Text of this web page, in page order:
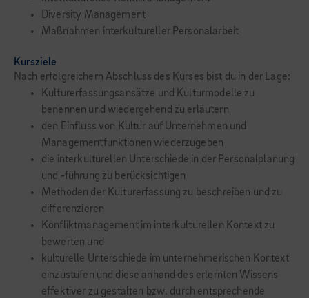
Diversity Management
Maßnahmen interkultureller Personalarbeit
Kursziele
Nach erfolgreichem Abschluss des Kurses bist du in der Lage:
Kulturerfassungsansätze und Kulturmodelle zu
benennen und wiedergehend zu erläutern
den Einfluss von Kultur auf Unternehmen und
Managementfunktionen wiederzugeben
die interkulturellen Unterschiede in der Personalplanung
und -führung zu berücksichtigen
Methoden der Kulturerfassung zu beschreiben und zu
differenzieren
Konfliktmanagement im interkulturellen Kontext zu
bewerten und
kulturelle Unterschiede im unternehmerischen Kontext
einzustufen und diese anhand des erlernten Wissens
effektiver zu gestalten bzw. durch entsprechende